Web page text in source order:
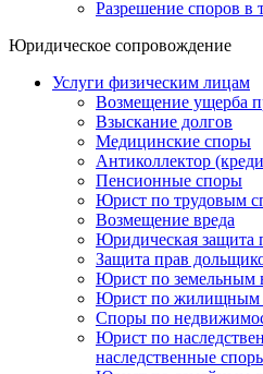
Разрешение споров в
Юридическое сопровождение
Услуги физическим лицам
Возмещение ущерба
Взыскание долгов
Медицинские споры
Антиколлектор
Пенсионные споры
Юрист по трудовым
Возмещение вреда
Юридическая защита
Защита прав
Юрист по земельным
Юрист по жилищным
Споры по
Юрист по
наследственные